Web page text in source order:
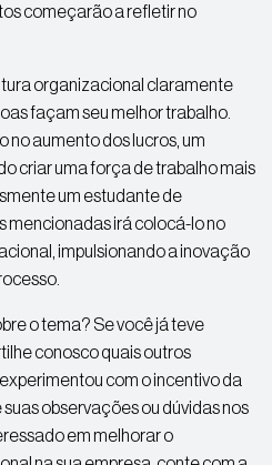
começarão a refletir no
organizacional claramente
façam seu melhor trabalho.
no aumento dos lucros, um
criar uma força de trabalho mais
um estudante de
mencionadas irá colocá-lo no
impulsionando a inovação
o tema? Se você já teve
conosco quais outros
com o incentivo da
observações ou dúvidas nos
em melhorar o